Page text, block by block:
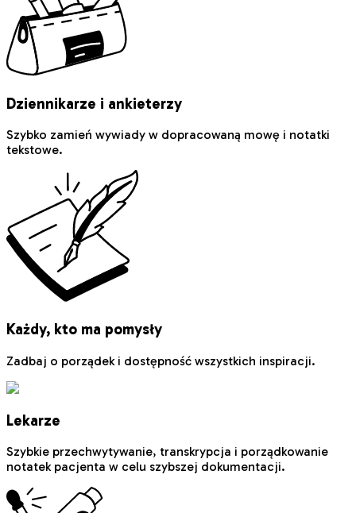
Dziennikarze i ankieterzy
Szybko zamień wywiady w dopracowaną mowę i notatki
tekstowe.
Każdy, kto ma pomysły
Zadbaj o porządek i dostępność wszystkich inspiracji.
Lekarze
Szybkie przechwytywanie, transkrypcja i porządkowanie
notatek pacjenta w celu szybszej dokumentacji.